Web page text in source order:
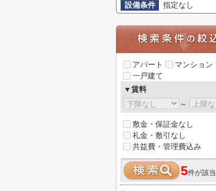
設備条件
指定なし
アパート
マンション
一戸建て
▼賃料
～
敷金・保証金なし
礼金・敷引なし
共益費・管理費込み
5件が該当